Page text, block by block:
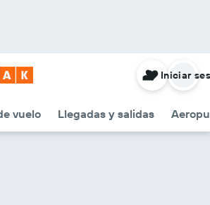
vuelo Llegadas y salidas
Iniciar